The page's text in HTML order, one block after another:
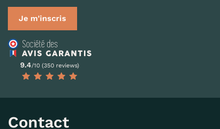
Je m'inscris
9.4/10 (350 reviews)
Contact